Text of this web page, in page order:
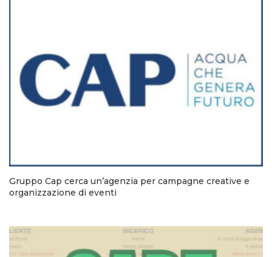
Gruppo Cap cerca un’agenzia per campagne creative e
organizzazione di eventi